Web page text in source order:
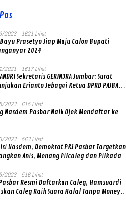
2023 1621 Lihat
Prasetyo Siap Maju Calon Bupati
2024
2021 1617 Lihat
Sekretaris GERINDRA Sumbar: Surat
Erianto Sebagai Ketua DPRD PASBAR
Subianto
2023 615 Lihat
Nasdem Pasbar Naik Ojek Mendaftar ke
2023 563 Lihat
Nasdem, Demokrat PKS Pasbar Targetkan
Anis, Menang Pilcaleg dan Pilkada
2023 516 Lihat
Pasbar Resmi Daftarkan Caleg, Hamsuardi
Caleg Raih Suara Halal Tanpa Money